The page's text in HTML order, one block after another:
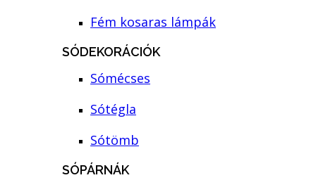
Fém kosaras lámpák
SÓDEKORÁCIÓK
Sómécses
Sótégla
Sótömb
SÓPÁRNÁK